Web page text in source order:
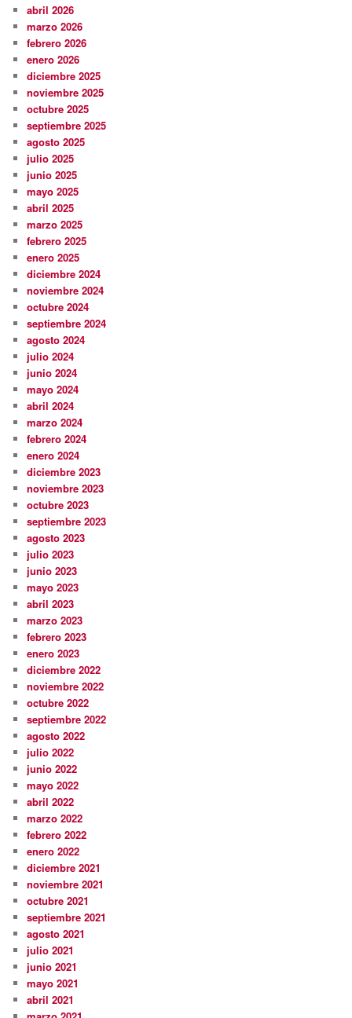
abril 2026
marzo 2026
febrero 2026
enero 2026
diciembre 2025
noviembre 2025
octubre 2025
septiembre 2025
agosto 2025
julio 2025
junio 2025
mayo 2025
abril 2025
marzo 2025
febrero 2025
enero 2025
diciembre 2024
noviembre 2024
octubre 2024
septiembre 2024
agosto 2024
julio 2024
junio 2024
mayo 2024
abril 2024
marzo 2024
febrero 2024
enero 2024
diciembre 2023
noviembre 2023
octubre 2023
septiembre 2023
agosto 2023
julio 2023
junio 2023
mayo 2023
abril 2023
marzo 2023
febrero 2023
enero 2023
diciembre 2022
noviembre 2022
octubre 2022
septiembre 2022
agosto 2022
julio 2022
junio 2022
mayo 2022
abril 2022
marzo 2022
febrero 2022
enero 2022
diciembre 2021
noviembre 2021
octubre 2021
septiembre 2021
agosto 2021
julio 2021
junio 2021
mayo 2021
abril 2021